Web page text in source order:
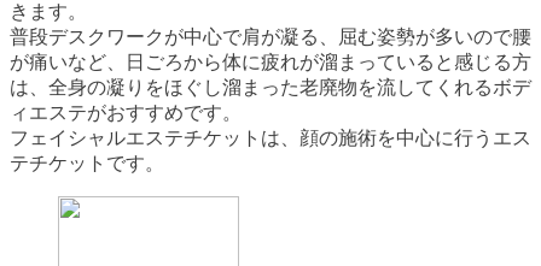
きます。
普段デスクワークが中心で肩が凝る、屈む姿勢が多いので腰
が痛いなど、日ごろから体に疲れが溜まっていると感じる方
は、全身の凝りをほぐし溜まった老廃物を流してくれるボデ
ィエステがおすすめです。
フェイシャルエステチケットは、顔の施術を中心に行うエス
テチケットです。